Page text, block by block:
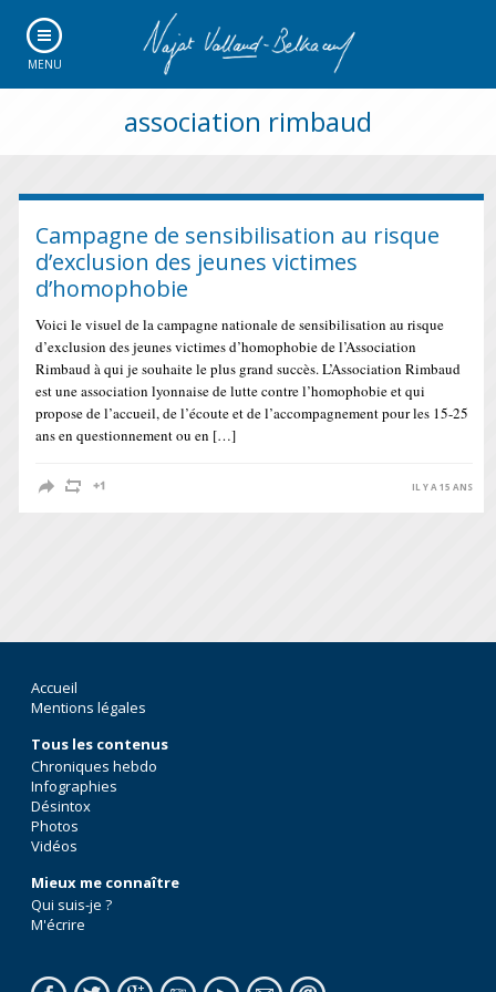
MENU
association rimbaud
Campagne de sensibilisation au risque
d’exclusion des jeunes victimes
d’homophobie
Voici le visuel de la campagne nationale de sensibilisation au risque
d’exclusion des jeunes victimes d’homophobie de l’Association
Rimbaud à qui je souhaite le plus grand succès. L’Association Rimbaud
est une association lyonnaise de lutte contre l’homophobie et qui
propose de l’accueil, de l’écoute et de l’accompagnement pour les 15-25
ans en questionnement ou en […]
IL Y A 15 ANS
Accueil
Mentions légales
Tous les contenus
Chroniques hebdo
Infographies
Désintox
Photos
Vidéos
Mieux me connaître
Qui suis-je ?
M'écrire